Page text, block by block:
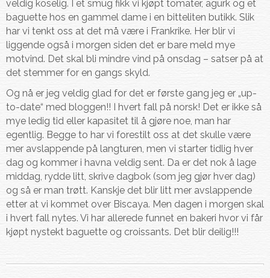
veldig koselig. I et smug fikk vi kjøpt tomater, agurk og et
baguette hos en gammel dame i en bitteliten butikk. Slik
har vi tenkt oss at det må være i Frankrike. Her blir vi
liggende også i morgen siden det er bare meld mye
motvind. Det skal bli mindre vind på onsdag – satser på at
det stemmer for en gangs skyld.
Og nå er jeg veldig glad for det er første gang jeg er „up-
to-date“ med bloggen!! I hvert fall på norsk! Det er ikke så
mye ledig tid eller kapasitet til å gjøre noe, man har
egentlig. Begge to har vi forestilt oss at det skulle være
mer avslappende på langturen, men vi starter tidlig hver
dag og kommer i havna veldig sent. Da er det nok å lage
middag, rydde litt, skrive dagbok (som jeg gjør hver dag)
og så er man trøtt. Kanskje det blir litt mer avslappende
etter at vi kommet over Biscaya. Men dagen i morgen skal
i hvert fall nytes. Vi har allerede funnet en bakeri hvor vi får
kjøpt nystekt baguette og croissants. Det blir deilig!!!